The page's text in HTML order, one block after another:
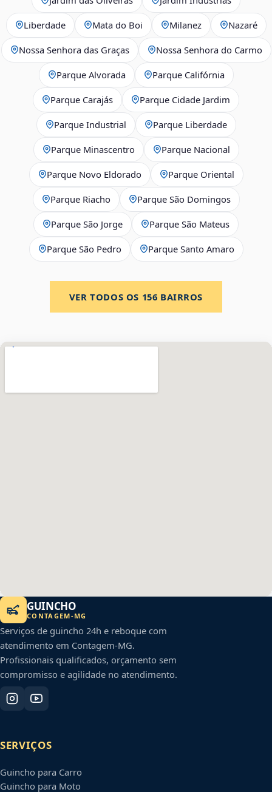
Liberdade Mata do Boi Milanez Nazaré
Nossa Senhora das Graças Nossa Senhora do Carmo
Parque Alvorada Parque Califórnia
Parque Carajás Parque Cidade Jardim
Parque Industrial Parque Liberdade
Parque Minascentro Parque Nacional
Parque Novo Eldorado Parque Oriental
Parque Riacho Parque São Domingos
Parque São Jorge Parque São Mateus
Parque São Pedro Parque Santo Amaro
VER TODOS OS 156 BAIRROS
GUINCHO
CONTAGEM-MG
Serviços de guincho 24h e reboque com
atendimento em Contagem-MG.
Profissionais qualificados, orçamento sem
compromisso e agilidade no atendimento.
SERVIÇOS
Guincho para Carro
Guincho para Moto